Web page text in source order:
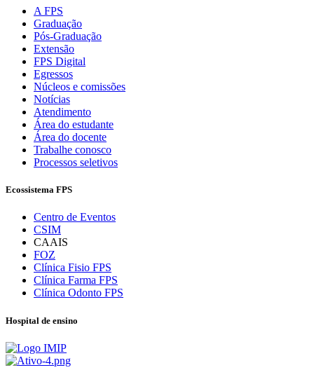
A FPS
Graduação
Pós-Graduação
Extensão
FPS Digital
Egressos
Núcleos e comissões
Notícias
Atendimento
Área do estudante
Área do docente
Trabalhe conosco
Processos seletivos
Ecossistema FPS
Centro de Eventos
CSIM
CAAIS
FOZ
Clínica Fisio FPS
Clínica Farma FPS
Clínica Odonto FPS
Hospital de ensino